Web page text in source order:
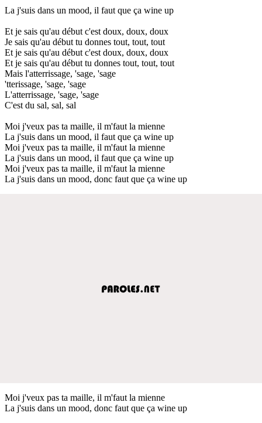
La j'suis dans un mood, il faut que ça wine up
Et je sais qu'au début c'est doux, doux, doux
Je sais qu'au début tu donnes tout, tout, tout
Et je sais qu'au début c'est doux, doux, doux
Et je sais qu'au début tu donnes tout, tout, tout
Mais l'atterrissage, 'sage, 'sage
'tterissage, 'sage, 'sage
L'atterrissage, 'sage, 'sage
C'est du sal, sal, sal
Moi j'veux pas ta maille, il m'faut la mienne
La j'suis dans un mood, il faut que ça wine up
Moi j'veux pas ta maille, il m'faut la mienne
La j'suis dans un mood, il faut que ça wine up
Moi j'veux pas ta maille, il m'faut la mienne
La j'suis dans un mood, donc faut que ça wine up
Moi j'veux pas ta maille, il m'faut la mienne
La j'suis dans un mood, donc faut que ça wine up